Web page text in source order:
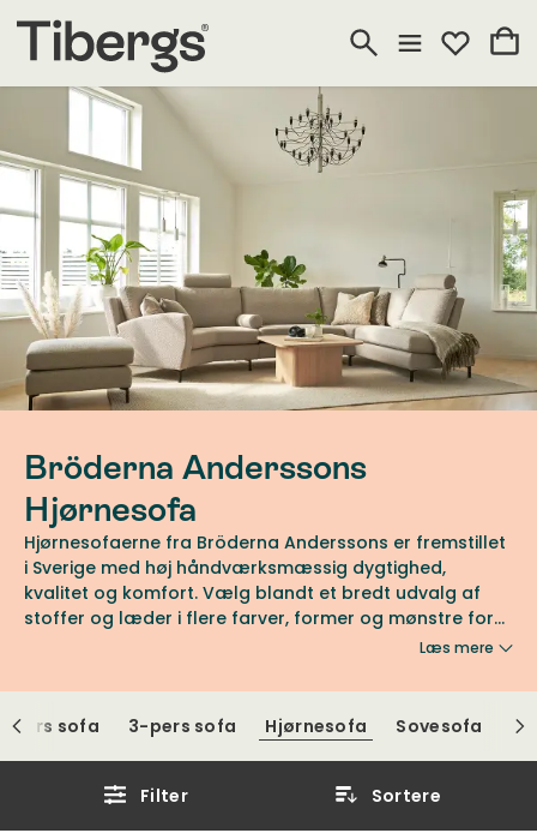
Bröderna Anderssons
Hjørnesofa
Hjørnesofaerne fra Bröderna Anderssons er fremstillet
i Sverige med høj håndværksmæssig dygtighed,
kvalitet og komfort. Vælg blandt et bredt udvalg af
stoffer og læder i flere farver, former og mønstre for
at designe din sofa efter dine egne ønsker. Se udvalget
Læs mere
pers sofa 3-pers sofa Hjørnesofa Sovesofa
Filter Sortere